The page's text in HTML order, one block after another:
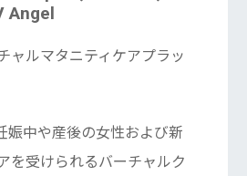
Angel
ャルマタニティケアプラッ
娠中や産後の女性および新
を受けられるバーチャルク